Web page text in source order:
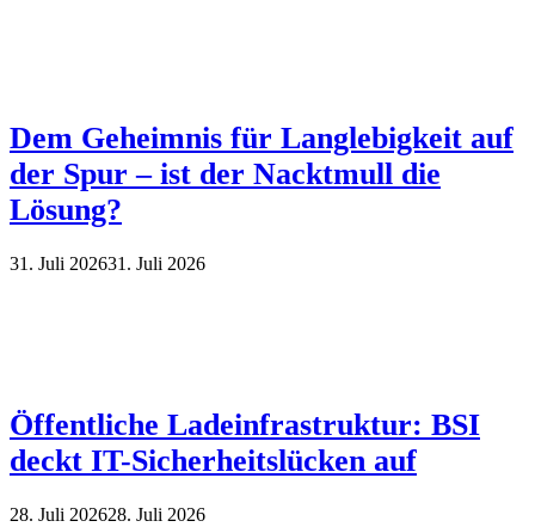
Dem Geheimnis für Langlebigkeit auf
der Spur – ist der Nacktmull die
Lösung?
31. Juli 202631. Juli 2026
Öffentliche Ladeinfrastruktur: BSI
deckt IT-Sicherheitslücken auf
28. Juli 202628. Juli 2026